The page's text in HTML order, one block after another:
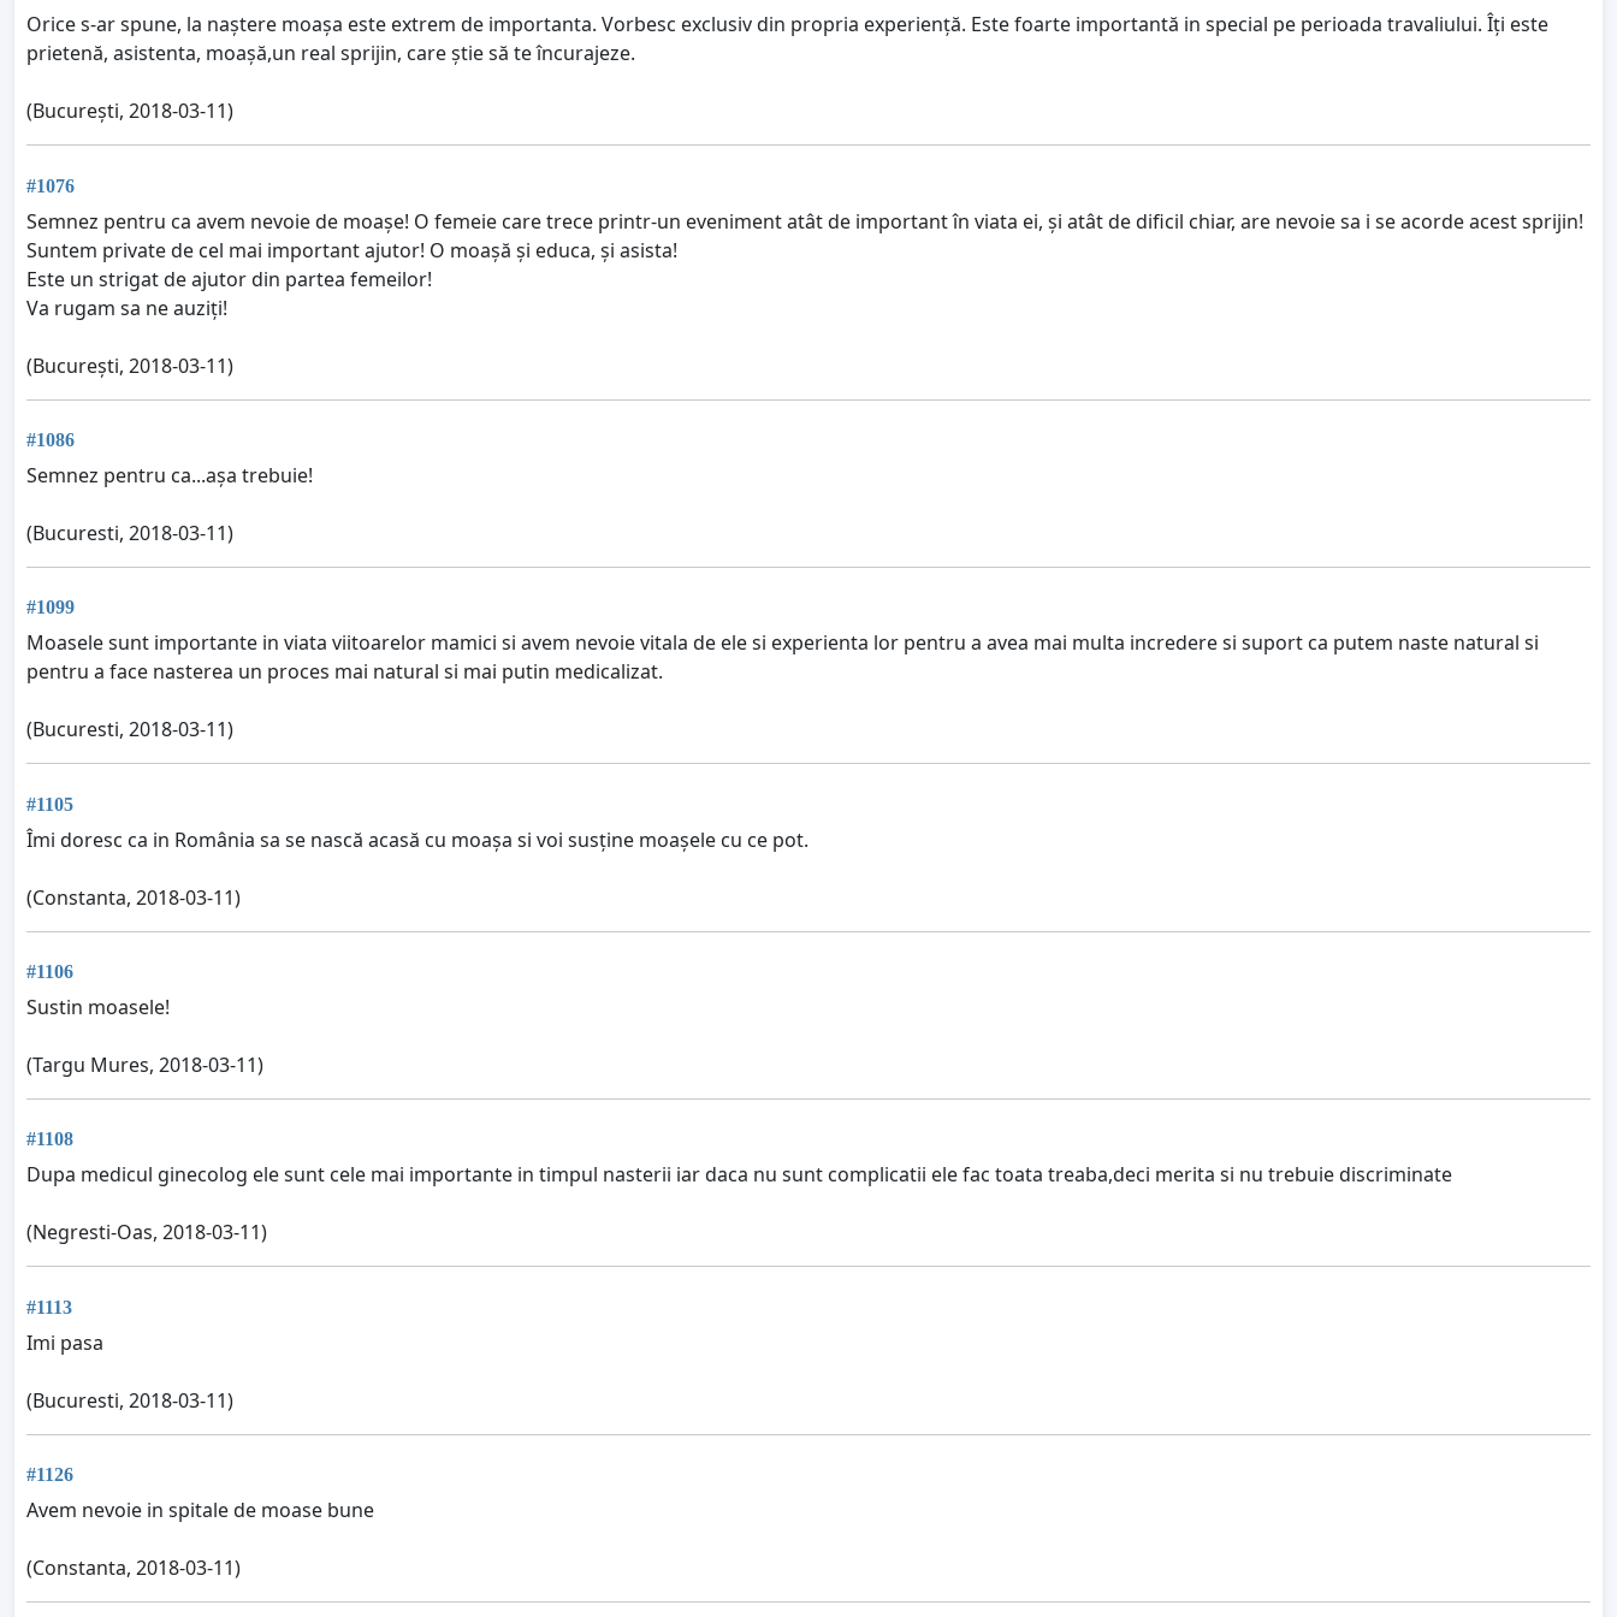
Orice s-ar spune, la naștere moașa este extrem de importanta. Vorbesc exclusiv din propria experiență. Este foarte importantă in special pe perioada travaliului. Îți este
prietenă, asistenta, moașă,un real sprijin, care știe să te încurajeze.
(București, 2018-03-11)
#1076
Semnez pentru ca avem nevoie de moașe! O femeie care trece printr-un eveniment atât de important în viata ei, și atât de dificil chiar, are nevoie sa i se acorde acest sprijin!
Suntem private de cel mai important ajutor! O moașă și educa, și asista!
Este un strigat de ajutor din partea femeilor!
Va rugam sa ne auziți!
(București, 2018-03-11)
#1086
Semnez pentru ca...așa trebuie!
(Bucuresti, 2018-03-11)
#1099
Moasele sunt importante in viata viitoarelor mamici si avem nevoie vitala de ele si experienta lor pentru a avea mai multa incredere si suport ca putem naste natural si
pentru a face nasterea un proces mai natural si mai putin medicalizat.
(Bucuresti, 2018-03-11)
#1105
Îmi doresc ca in România sa se nască acasă cu moașa si voi susține moașele cu ce pot.
(Constanta, 2018-03-11)
#1106
Sustin moasele!
(Targu Mures, 2018-03-11)
#1108
Dupa medicul ginecolog ele sunt cele mai importante in timpul nasterii iar daca nu sunt complicatii ele fac toata treaba,deci merita si nu trebuie discriminate
(Negresti-Oas, 2018-03-11)
#1113
Imi pasa
(Bucuresti, 2018-03-11)
#1126
Avem nevoie in spitale de moase bune
(Constanta, 2018-03-11)